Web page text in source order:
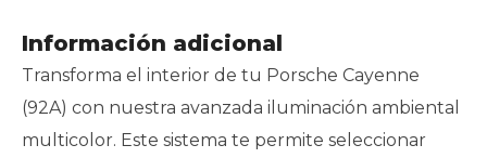
Información adicional
Transforma el interior de tu Porsche Cayenne
(92A) con nuestra avanzada iluminación ambiental
multicolor. Este sistema te permite seleccionar